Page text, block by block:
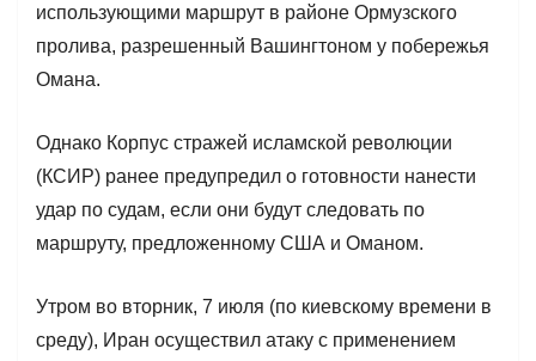
использующими маршрут в районе Ормузского
пролива, разрешенный Вашингтоном у побережья
Омана.
Однако Корпус стражей исламской революции
(КСИР) ранее предупредил о готовности нанести
удар по судам, если они будут следовать по
маршруту, предложенному США и Оманом.
Утром во вторник, 7 июля (по киевскому времени в
среду), Иран осуществил атаку с применением